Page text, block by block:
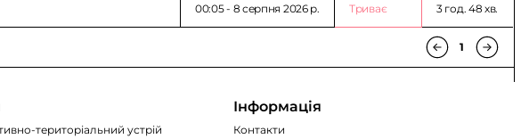
00:05 - 8 серпня 2026 p. Триває 3 год. 48 хв.
1
територіальний устрій
Інформація
Контакти